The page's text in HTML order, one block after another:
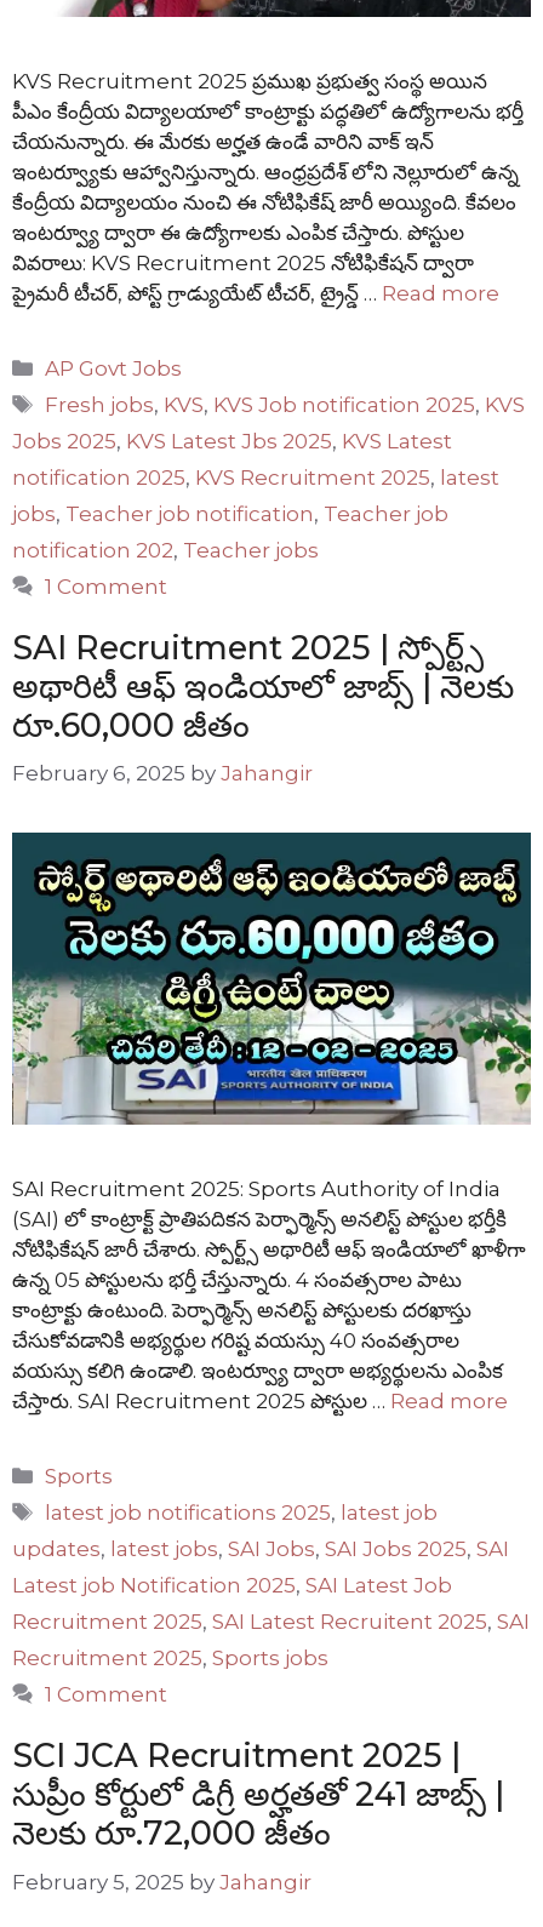
KVS Recruitment 2025 ప్రముఖ ప్రభుత్వ సంస్థ అయిన
పీఎం కేంద్రీయ విద్యాలయాలో కాంట్రాక్టు పద్ధతిలో ఉద్యోగాలను భర్తీ
చేయనున్నారు. ఈ మేరకు అర్హత ఉండే వారిని వాక్ ఇన్
ఇంటర్వ్యూకు ఆహ్వానిస్తున్నారు. ఆంధ్రప్రదేశ్ లోని నెల్లూరులో ఉన్న
కేంద్రీయ విద్యాలయం నుంచి ఈ నోటిఫికేష్ జారీ అయ్యింది. కేవలం
ఇంటర్వ్యూ ద్వారా ఈ ఉద్యోగాలకు ఎంపిక చేస్తారు. పోస్టుల
వివరాలు: KVS Recruitment 2025 నోటిఫికేషన్ ద్వారా
ప్రైమరీ టీచర్, పోస్ట్ గ్రాడ్యుయేట్ టీచర్, ట్రైన్డ్ … Read more
Categories
AP Govt Jobs
Tags
Fresh jobs, KVS, KVS Job notification 2025, KVS
Jobs 2025, KVS Latest Jbs 2025, KVS Latest
notification 2025, KVS Recruitment 2025, latest
jobs, Teacher job notification, Teacher job
notification 202, Teacher jobs
1 Comment
SAI Recruitment 2025 | స్పోర్ట్స్
అథారిటీ ఆఫ్ ఇండియాలో జాబ్స్ | నెలకు
రూ.60,000 జీతం
February 6, 2025 by Jahangir
SAI Recruitment 2025: Sports Authority of India
(SAI) లో కాంట్రాక్ట్ ప్రాతిపదికన పెర్ఫార్మెన్స్ అనలిస్ట్ పోస్టుల భర్తీకి
నోటిఫికేషన్ జారీ చేశారు. స్పోర్ట్స్ అథారిటీ ఆఫ్ ఇండియాలో ఖాళీగా
ఉన్న 05 పోస్టులను భర్తీ చేస్తున్నారు. 4 సంవత్సరాల పాటు
కాంట్రాక్టు ఉంటుంది. పెర్ఫార్మెన్స్ అనలిస్ట్ పోస్టులకు దరఖాస్తు
చేసుకోవడానికి అభ్యర్థుల గరిష్ట వయస్సు 40 సంవత్సరాల
వయస్సు కలిగి ఉండాలి. ఇంటర్వ్యూ ద్వారా అభ్యర్థులను ఎంపిక
చేస్తారు. SAI Recruitment 2025 పోస్టుల … Read more
Categories
Sports
Tags
latest job notifications 2025, latest job
updates, latest jobs, SAI Jobs, SAI Jobs 2025, SAI
Latest job Notification 2025, SAI Latest Job
Recruitment 2025, SAI Latest Recruitent 2025, SAI
Recruitment 2025, Sports jobs
1 Comment
SCI JCA Recruitment 2025 |
సుప్రీం కోర్టులో డిగ్రీ అర్హతతో 241 జాబ్స్ |
నెలకు రూ.72,000 జీతం
February 5, 2025 by Jahangir